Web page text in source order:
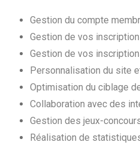
Gestion du compte
Gestion de vos
Gestion de vos
Personnalisation du site
Optimisation du ciblage
Collaboration avec des
Gestion des jeux-
Réalisation de